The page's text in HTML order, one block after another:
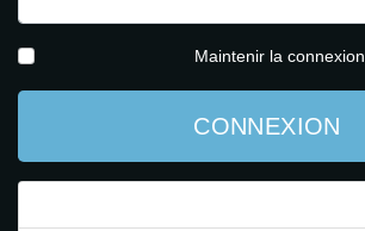
Maintenir la connexion
CONNEXION